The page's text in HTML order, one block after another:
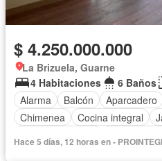
$ 4.250.000.000
La Brizuela, Guarne
4 Habitaciones
6 Baños
Alarma
Balcón Aparcadero
Chimenea
Cocina integral
Hace 5 días, 12 horas en -